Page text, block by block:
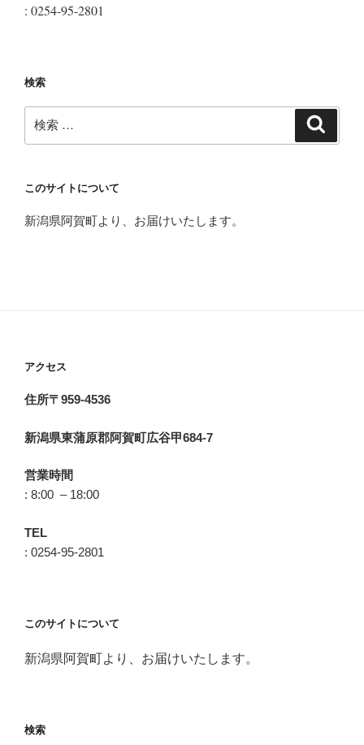
: 0254-95-2801
検索
検
索:
このサイトについて
新潟県阿賀町より、お届けいたします。
アクセス
住所〒959-4536
新潟県東蒲原郡阿賀町広谷甲684-7
営業時間
: 8:00 – 18:00
TEL
: 0254-95-2801
このサイトについて
新潟県阿賀町より、お届けいたします。
検索